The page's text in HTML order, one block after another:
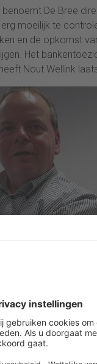
De Bree
moeilijk te
en de opkomst
Het
Nout Wellink